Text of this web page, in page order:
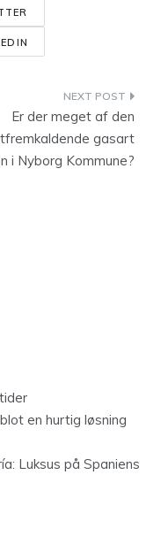
Er der meget af den
gasart
i Nyborg Kommune?
en hurtig løsning
Luksus på Spaniens